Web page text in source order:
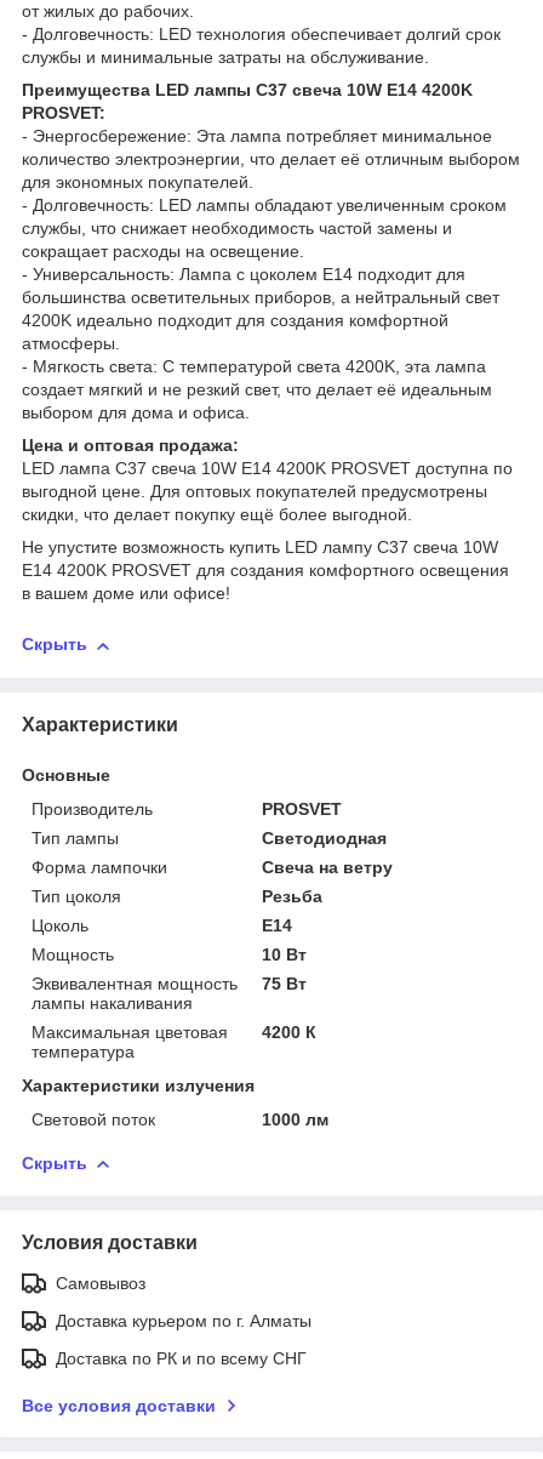
от жилых до рабочих.
- Долговечность: LED технология обеспечивает долгий срок
службы и минимальные затраты на обслуживание.
Преимущества LED лампы C37 свеча 10W E14 4200K
PROSVET:
- Энергосбережение: Эта лампа потребляет минимальное
количество электроэнергии, что делает её отличным выбором
для экономных покупателей.
- Долговечность: LED лампы обладают увеличенным сроком
службы, что снижает необходимость частой замены и
сокращает расходы на освещение.
- Универсальность: Лампа с цоколем E14 подходит для
большинства осветительных приборов, а нейтральный свет
4200K идеально подходит для создания комфортной
атмосферы.
- Мягкость света: С температурой света 4200K, эта лампа
создает мягкий и не резкий свет, что делает её идеальным
выбором для дома и офиса.
Цена и оптовая продажа:
LED лампа C37 свеча 10W E14 4200K PROSVET доступна по
выгодной цене. Для оптовых покупателей предусмотрены
скидки, что делает покупку ещё более выгодной.
Не упустите возможность купить LED лампу C37 свеча 10W
E14 4200K PROSVET для создания комфортного освещения
в вашем доме или офисе!
Скрыть
Характеристики
Основные
Производитель
PROSVET
Тип лампы
Светодиодная
Форма лампочки
Свеча на ветру
Тип цоколя
Резьба
Цоколь
E14
Мощность
10 Вт
Эквивалентная мощность
лампы накаливания
75 Вт
Максимальная цветовая
температура
4200 К
Характеристики излучения
Световой поток
1000 лм
Скрыть
Условия доставки
Самовывоз
Доставка курьером по г. Алматы
Доставка по РК и по всему СНГ
Все условия доставки